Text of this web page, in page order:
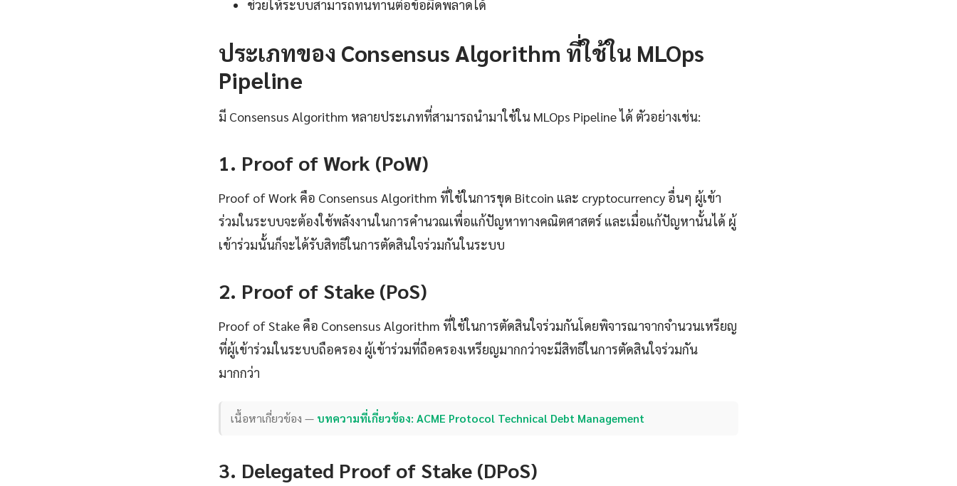
ช่วยให้ระบบสามารถทนทานต่อข้อผิดพลาดได้
ประเภทของ Consensus Algorithm ที่ใช้ใน MLOps
Pipeline
มี Consensus Algorithm หลายประเภทที่สามารถนำมาใช้ใน MLOps Pipeline ได้ ตัวอย่างเช่น:
1. Proof of Work (PoW)
Proof of Work คือ Consensus Algorithm ที่ใช้ในการขุด Bitcoin และ cryptocurrency อื่นๆ ผู้เข้า
ร่วมในระบบจะต้องใช้พลังงานในการคำนวณเพื่อแก้ปัญหาทางคณิตศาสตร์ และเมื่อแก้ปัญหานั้นได้ ผู้
เข้าร่วมนั้นก็จะได้รับสิทธิในการตัดสินใจร่วมกันในระบบ
2. Proof of Stake (PoS)
Proof of Stake คือ Consensus Algorithm ที่ใช้ในการตัดสินใจร่วมกันโดยพิจารณาจากจำนวนเหรียญ
ที่ผู้เข้าร่วมในระบบถือครอง ผู้เข้าร่วมที่ถือครองเหรียญมากกว่าจะมีสิทธิในการตัดสินใจร่วมกัน
มากกว่า
เนื้อหาเกี่ยวข้อง — บทความที่เกี่ยวข้อง: ACME Protocol Technical Debt Management
3. Delegated Proof of Stake (DPoS)